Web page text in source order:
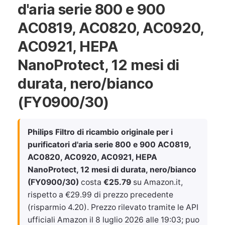
d'aria serie 800 e 900
AC0819, AC0820, AC0920,
AC0921, HEPA
NanoProtect, 12 mesi di
durata, nero/bianco
(FY0900/30)
Philips Filtro di ricambio originale per i
purificatori d'aria serie 800 e 900 AC0819,
AC0820, AC0920, AC0921, HEPA
NanoProtect, 12 mesi di durata, nero/bianco
(FY0900/30) costa €25.79 su Amazon.it,
rispetto a €29.99 di prezzo precedente
(risparmio 4.20). Prezzo rilevato tramite le API
ufficiali Amazon il 8 luglio 2026 alle 19:03; puo